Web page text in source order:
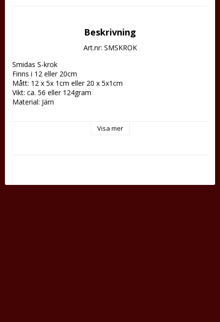
Beskrivning
Art.nr: SMSKROK
Smidas S-krok
Finns i 12 eller 20cm
Mått: 12 x 5x 1cm eller 20 x 5x1cm
Vikt: ca. 56 eller 124gram
Material: Järn
Visa mer